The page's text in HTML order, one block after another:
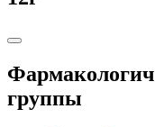
группы